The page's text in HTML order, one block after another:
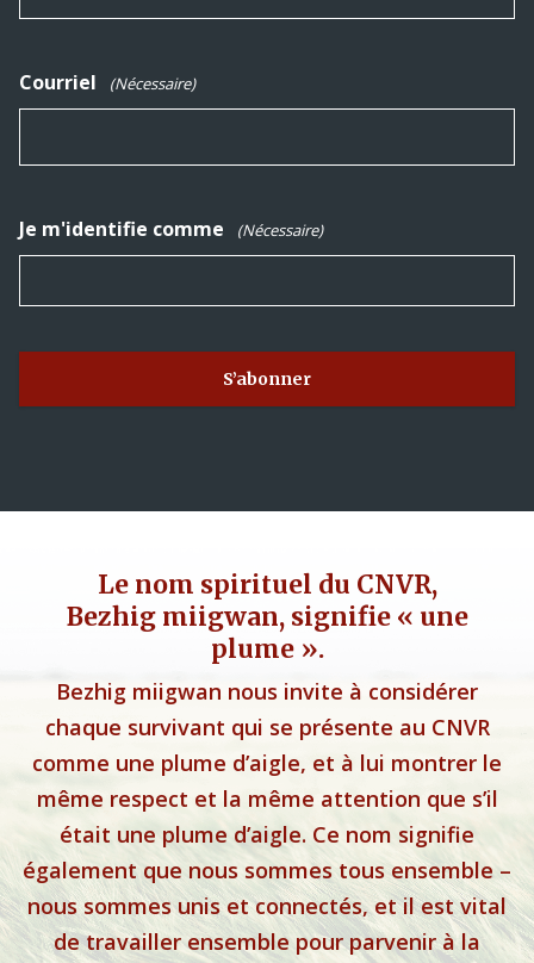
Courriel (Nécessaire)
Je m'identifie comme (Nécessaire)
Le nom spirituel du CNVR,
Bezhig miigwan, signifie « une
plume ».
Bezhig miigwan nous invite à considérer
chaque survivant qui se présente au CNVR
comme une plume d’aigle, et à lui montrer le
même respect et la même attention que s’il
était une plume d’aigle. Ce nom signifie
également que nous sommes tous ensemble –
nous sommes unis et connectés, et il est vital
de travailler ensemble pour parvenir à la